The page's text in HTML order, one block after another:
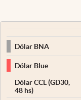
Dólar BNA
Dólar Blue
Dólar CCL (GD30,
48 hs)